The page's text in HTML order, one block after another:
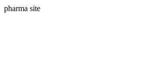
pharma site